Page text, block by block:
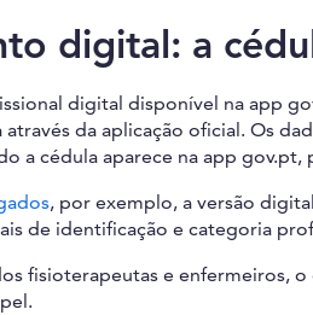
digital: a
digital disponível na app
através da aplicação oficial. Os
a cédula aparece na app gov.pt,
, por exemplo, a versão
de identificação e categoria
fisioterapeutas e enfermeiros,